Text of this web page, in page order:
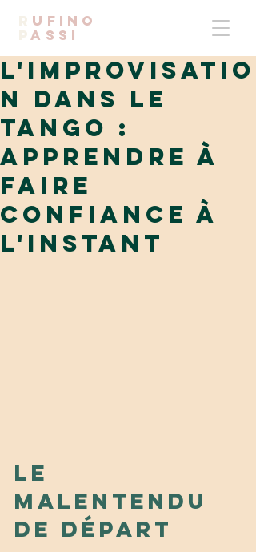
UFINO
pASSI
L'improvisatio
n dans le
tango :
apprendre à
faire
confiance à
l'instant
Le
malentendu
de départ